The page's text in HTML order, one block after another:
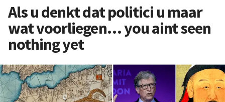
Als u denkt dat politici u maar
wat voorliegen… you aint seen
nothing yet